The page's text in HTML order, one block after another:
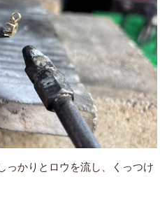
っかりとロウを流し、くっつけ